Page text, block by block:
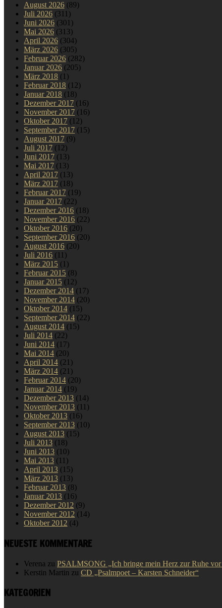
August 2026 (89)
Juli 2026 (311)
Juni 2026 (301)
Mai 2026 (313)
April 2026 (304)
März 2026 (305)
Februar 2026 (282)
Januar 2026 (205)
März 2018 (1)
Februar 2018 (12)
Januar 2018 (18)
Dezember 2017 (16)
November 2017 (16)
Oktober 2017 (12)
September 2017 (15)
August 2017 (9)
Juli 2017 (12)
Juni 2017 (13)
Mai 2017 (13)
April 2017 (13)
März 2017 (18)
Februar 2017 (19)
Januar 2017 (22)
Dezember 2016 (18)
November 2016 (22)
Oktober 2016 (20)
September 2016 (20)
August 2016 (20)
Juli 2016 (11)
März 2015 (1)
Februar 2015 (8)
Januar 2015 (12)
Dezember 2014 (17)
November 2014 (20)
Oktober 2014 (15)
September 2014 (22)
August 2014 (15)
Juli 2014 (22)
Juni 2014 (17)
Mai 2014 (20)
April 2014 (21)
März 2014 (21)
Februar 2014 (20)
Januar 2014 (19)
Dezember 2013 (14)
November 2013 (11)
Oktober 2013 (16)
September 2013 (10)
August 2013 (15)
Juli 2013 (18)
Juni 2013 (10)
Mai 2013 (11)
April 2013 (15)
März 2013 (13)
Februar 2013 (8)
Januar 2013 (16)
Dezember 2012 (9)
November 2012 (14)
Oktober 2012 (4)
NEUESTE KOMMENTARE
Verena zu PSALMSONG „Ich bringe mein Herz zur Ruhe
Kerstin Martin zu CD „Psalmpoet – Karsten Schneider“
KATEGORIEN